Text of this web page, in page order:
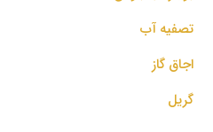
تصفیه آب
اجاق گاز
گریل